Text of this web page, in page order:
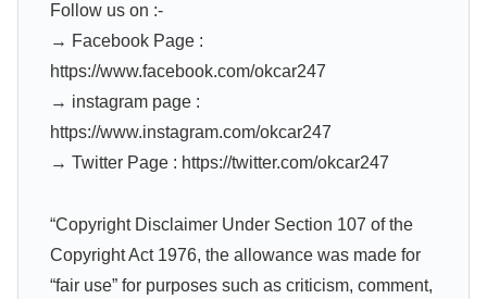
Follow us on :-
→ Facebook Page :
https://www.facebook.com/okcar247
→ instagram page :
https://www.instagram.com/okcar247
→ Twitter Page : https://twitter.com/okcar247
“Copyright Disclaimer Under Section 107 of the
Copyright Act 1976, the allowance was made for
“fair use” for purposes such as criticism, comment,